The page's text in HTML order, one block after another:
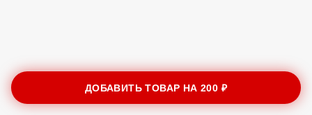
ДОБАВИТЬ ТОВАР НА200 ₽